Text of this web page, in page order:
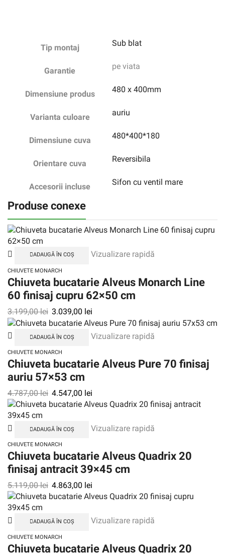
Tip montaj Sub blat
Garantie pe viata
Dimensiune produs 480 x 400mm
Varianta culoare auriu
Dimensiune cuva 480*400*180
Orientare cuva Reversibila
Accesorii incluse Sifon cu ventil mare
Produse conexe
ADAUGĂ ÎN COȘ Vizualizare rapidă
CHIUVETE MONARCH
Chiuveta bucatarie Alveus Monarch Line
60 finisaj cupru 62×50 cm
3.199,00lei 3.039,00 lei
ADAUGĂ ÎN COȘ Vizualizare rapidă
CHIUVETE MONARCH
Chiuveta bucatarie Alveus Pure 70 finisaj
auriu 57×53 cm
4.787,00lei 4.547,00 lei
ADAUGĂ ÎN COȘ Vizualizare rapidă
CHIUVETE MONARCH
Chiuveta bucatarie Alveus Quadrix 20
finisaj antracit 39×45 cm
5.119,00lei 4.863,00 lei
ADAUGĂ ÎN COȘ Vizualizare rapidă
CHIUVETE MONARCH
Chiuveta bucatarie Alveus Quadrix 20